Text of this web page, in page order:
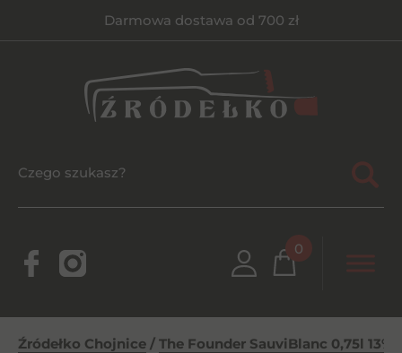
Darmowa dostawa od 700 zł
0
Źródełko Chojnice / The Founder SauviBlanc 0,75l 13%